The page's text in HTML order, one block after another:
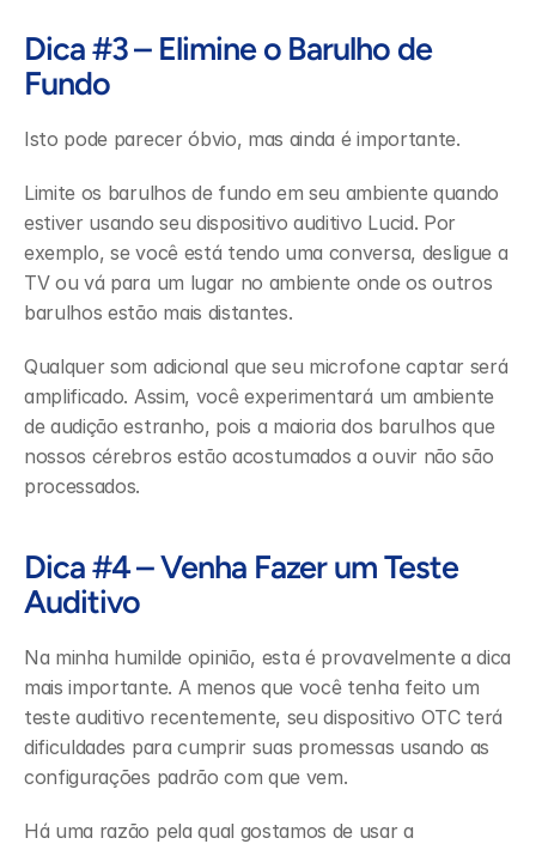
Dica #3 – Elimine o Barulho de
Fundo
Isto pode parecer óbvio, mas ainda é importante.
Limite os barulhos de fundo em seu ambiente quando
estiver usando seu dispositivo auditivo Lucid. Por
exemplo, se você está tendo uma conversa, desligue a
TV ou vá para um lugar no ambiente onde os outros
barulhos estão mais distantes.
Qualquer som adicional que seu microfone captar será
amplificado. Assim, você experimentará um ambiente
de audição estranho, pois a maioria dos barulhos que
nossos cérebros estão acostumados a ouvir não são
processados.
Dica #4 – Venha Fazer um Teste
Auditivo
Na minha humilde opinião, esta é provavelmente a dica
mais importante. A menos que você tenha feito um
teste auditivo recentemente, seu dispositivo OTC terá
dificuldades para cumprir suas promessas usando as
configurações padrão com que vem.
Há uma razão pela qual gostamos de usar a